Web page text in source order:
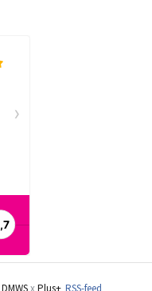
DMWSx Plus+ RSS-feed